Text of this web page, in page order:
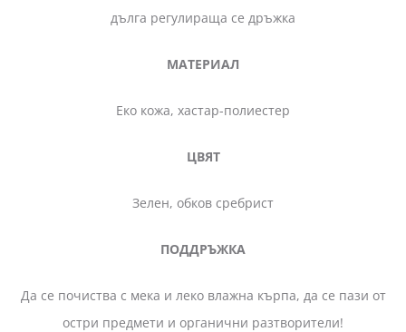
дълга регулираща се дръжка
МАТЕРИАЛ
Еко кожа, хастар-полиестер
ЦВЯТ
Зелен, обков сребрист
ПОДДРЪЖКА
Да се почиства с мека и леко влажна кърпа, да се пази от
остри предмети и органични разтворители!